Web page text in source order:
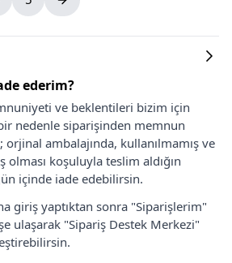
ederim?
ve beklentileri bizim için
nedenle siparişinden memnun
ambalajında, kullanılmamış ve
olması koşuluyla teslim aldığın
içinde iade edebilirsin.
giriş yaptıktan sonra "Siparişlerim"
ulaşarak "Sipariş Destek Merkezi"